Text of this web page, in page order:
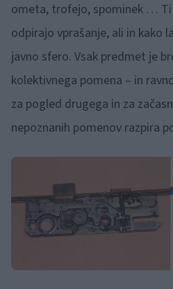
ometa, trofejo, spominek …
odpirajo vprašanje, ali in kako
javno sfero. Vsak predmet je
kolektivnega pomena – in
za pogled drugega in za
nepoznanih pomenov razpira